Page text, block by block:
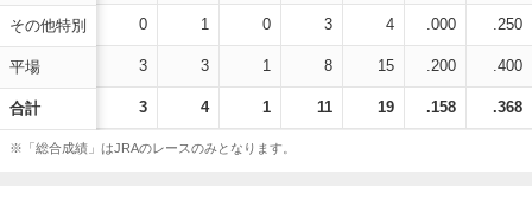
その他特別
平場
合計
0 1 0 3 4 .000 .250
3 3 1 8 15 .200 .400
3 4 1 11 19 .158 .368
※「総合成績」はJRAのレースのみとなります。